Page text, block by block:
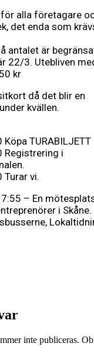
för alla företagare
det enda som
antalet är
22/3. Utebliven
kr
då det blir en
kvällen.
TURABILJETT
Registrering i
Turar vi.
– En
i Skåne.
inte publiceras.